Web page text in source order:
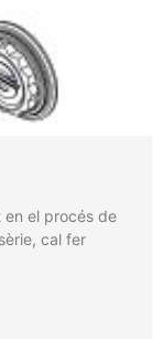
en el procés de
cal fer